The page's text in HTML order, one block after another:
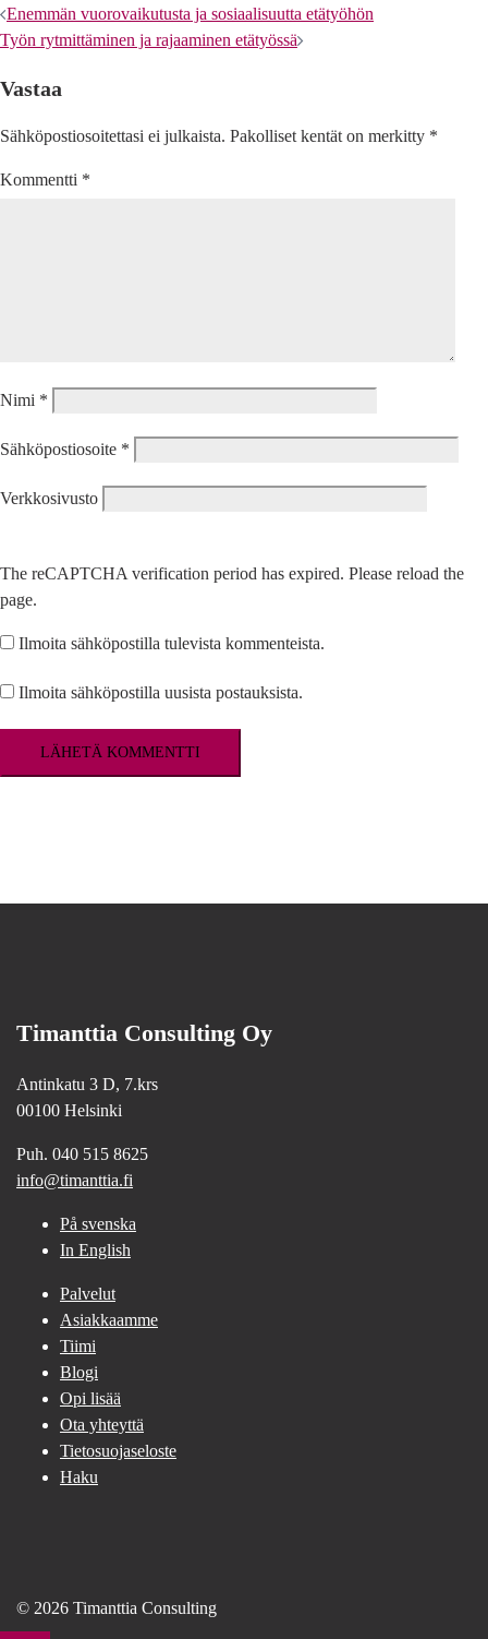
Artikkelien
selaus
Enemmän vuorovaikutusta ja sosiaalisuutta etätyöhön
Työn rytmittäminen ja rajaaminen etätyössä
Vastaa
Sähköpostiosoitettasi ei julkaista. Pakolliset kentät on merkitty *
Kommentti *
Nimi *
Sähköpostiosoite *
Verkkosivusto
The reCAPTCHA verification period has expired. Please reload the
page.
Ilmoita sähköpostilla tulevista kommenteista.
Ilmoita sähköpostilla uusista postauksista.
Timanttia Consulting Oy
Antinkatu 3 D, 7.krs
00100 Helsinki
Puh. 040 515 8625
info@timanttia.fi
På svenska
In English
Palvelut
Asiakkaamme
Tiimi
Blogi
Opi lisää
Ota yhteyttä
Tietosuojaseloste
Haku
© 2026 Timanttia Consulting